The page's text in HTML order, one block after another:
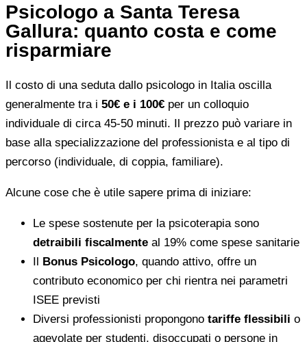
Psicologo a Santa Teresa
Gallura: quanto costa e come
risparmiare
Il costo di una seduta dallo psicologo in Italia oscilla
generalmente tra i 50€ e i 100€ per un colloquio
individuale di circa 45-50 minuti. Il prezzo può variare in
base alla specializzazione del professionista e al tipo di
percorso (individuale, di coppia, familiare).
Alcune cose che è utile sapere prima di iniziare:
Le spese sostenute per la psicoterapia sono
detraibili fiscalmente al 19% come spese sanitarie
Il Bonus Psicologo, quando attivo, offre un
contributo economico per chi rientra nei parametri
ISEE previsti
Diversi professionisti propongono tariffe flessibili o
agevolate per studenti, disoccupati o persone in